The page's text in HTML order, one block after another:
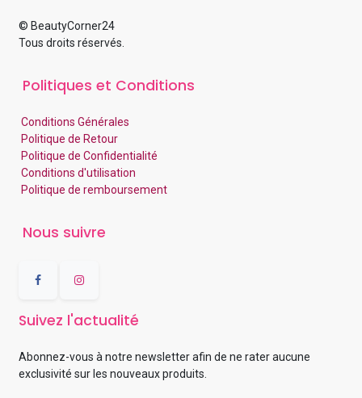
© BeautyCorner24
Tous droits réservés.
Politiques et Conditions
Conditions Générales
Politique de Retour
Politique de Confidentialité
Conditions d'utilisation
Politique de remboursement
Nous suivre
Suivez l'actualité
Abonnez-vous à notre newsletter afin de ne rater aucune
exclusivité sur les nouveaux produits.